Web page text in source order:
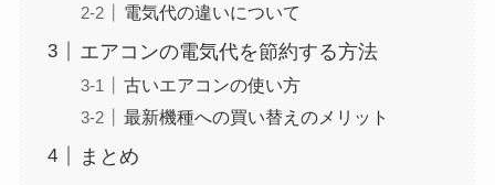
電気代の違いについて
エアコンの電気代を節約する方法
古いエアコンの使い方
最新機種への買い替えのメリット
まとめ